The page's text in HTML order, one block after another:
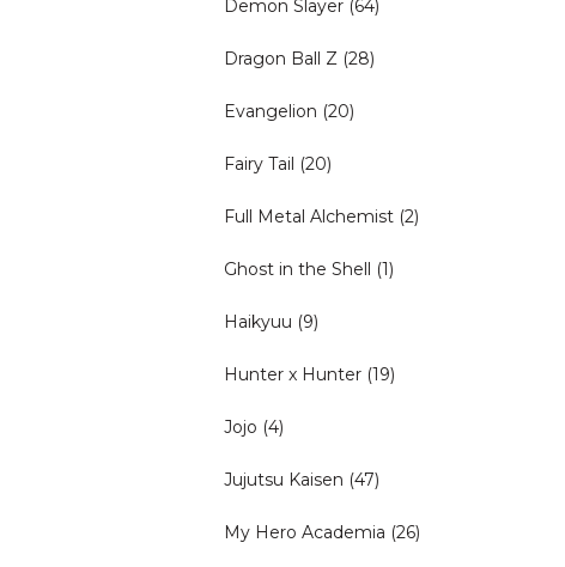
Demon Slayer (64)
Dragon Ball Z (28)
Evangelion (20)
Fairy Tail (20)
Full Metal Alchemist (2)
Ghost in the Shell (1)
Haikyuu (9)
Hunter x Hunter (19)
Jojo (4)
Jujutsu Kaisen (47)
My Hero Academia (26)